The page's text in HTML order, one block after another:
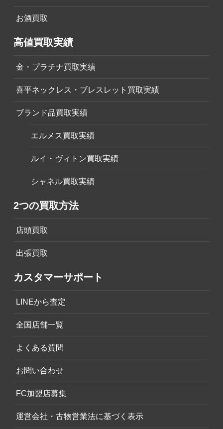
お酒買取
高値買取実績
金・プラチナ買取実績
喜平ネックレス・ブレスレット買取実績
ブランド品買取実績
エルメス買取実績
ルイ・ヴィトン買取実績
シャネル買取実績
2つの買取方法
店頭買取
出張買取
カスタマーサポート
LINEから査定
全国店舗一覧
よくある質問
お問い合わせ
FC加盟店募集
運営会社・古物営業法に基づく表示